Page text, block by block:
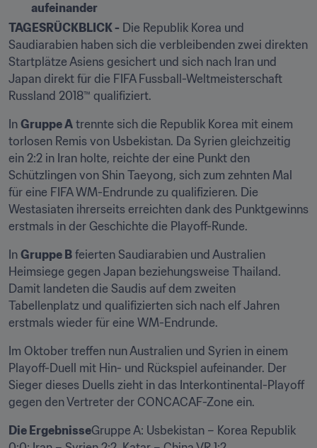
aufeinander
TAGESRÜCKBLICK - Die Republik Korea und
Saudiarabien haben sich die verbleibenden zwei direkten
Startplätze Asiens gesichert und sich nach Iran und
Japan direkt für die FIFA Fussball-Weltmeisterschaft
Russland 2018™ qualifiziert.
In Gruppe A trennte sich die Republik Korea mit einem
torlosen Remis von Usbekistan. Da Syrien gleichzeitig
ein 2:2 in Iran holte, reichte der eine Punkt den
Schützlingen von Shin Taeyong, sich zum zehnten Mal
für eine FIFA WM-Endrunde zu qualifizieren. Die
Westasiaten ihrerseits erreichten dank des Punktgewinns
erstmals in der Geschichte die Playoff-Runde.
In Gruppe B feierten Saudiarabien und Australien
Heimsiege gegen Japan beziehungsweise Thailand.
Damit landeten die Saudis auf dem zweiten
Tabellenplatz und qualifizierten sich nach elf Jahren
erstmals wieder für eine WM-Endrunde.
Im Oktober treffen nun Australien und Syrien in einem
Playoff-Duell mit Hin- und Rückspiel aufeinander. Der
Sieger dieses Duells zieht in das Interkontinental-Playoff
gegen den Vertreter der CONCACAF-Zone ein.
Die ErgebnisseGruppe A: Usbekistan – Korea Republik